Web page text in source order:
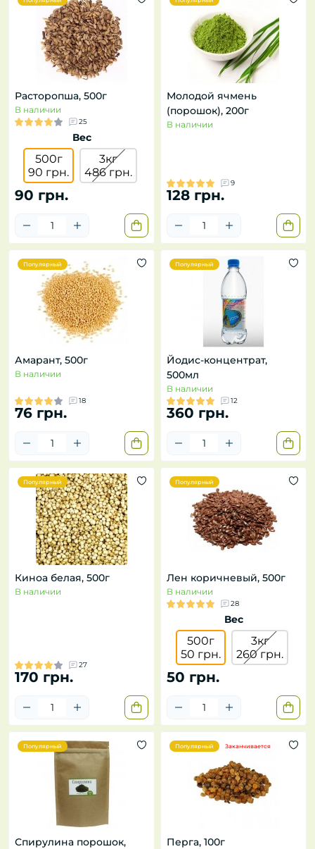
Расторопша, 500г
В наличии
25
Вес
500г
90 грн.
3кг
486 грн.
90 грн.
Молодой ячмень
(порошок), 200г
В наличии
9
128 грн.
Популярный
Амарант, 500г
В наличии
18
76 грн.
Популярный
Йодис-концентрат,
500мл
В наличии
12
360 грн.
Популярный
Киноа белая, 500г
В наличии
27
170 грн.
Популярный
Лен коричневый, 500г
В наличии
28
Вес
500г
50 грн.
3кг
260 грн.
50 грн.
Популярный
Спирулина порошок,
Популярный Заканчивается
Перга, 100г